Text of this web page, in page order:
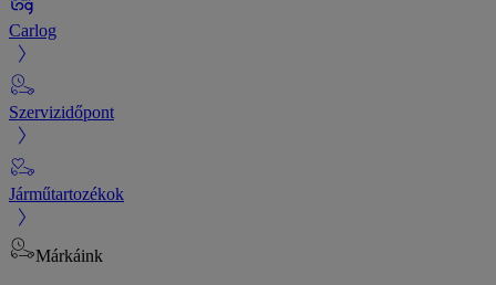
Carlog
Szervizidőpont
Járműtartozékok
Márkáink